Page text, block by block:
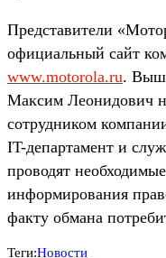
Представители
официальный сайт
www.motorola.ru.
Максим Леонидович
сотрудником
IT-департамент и
проводят
информирования
факту обмана
Теги:Новости